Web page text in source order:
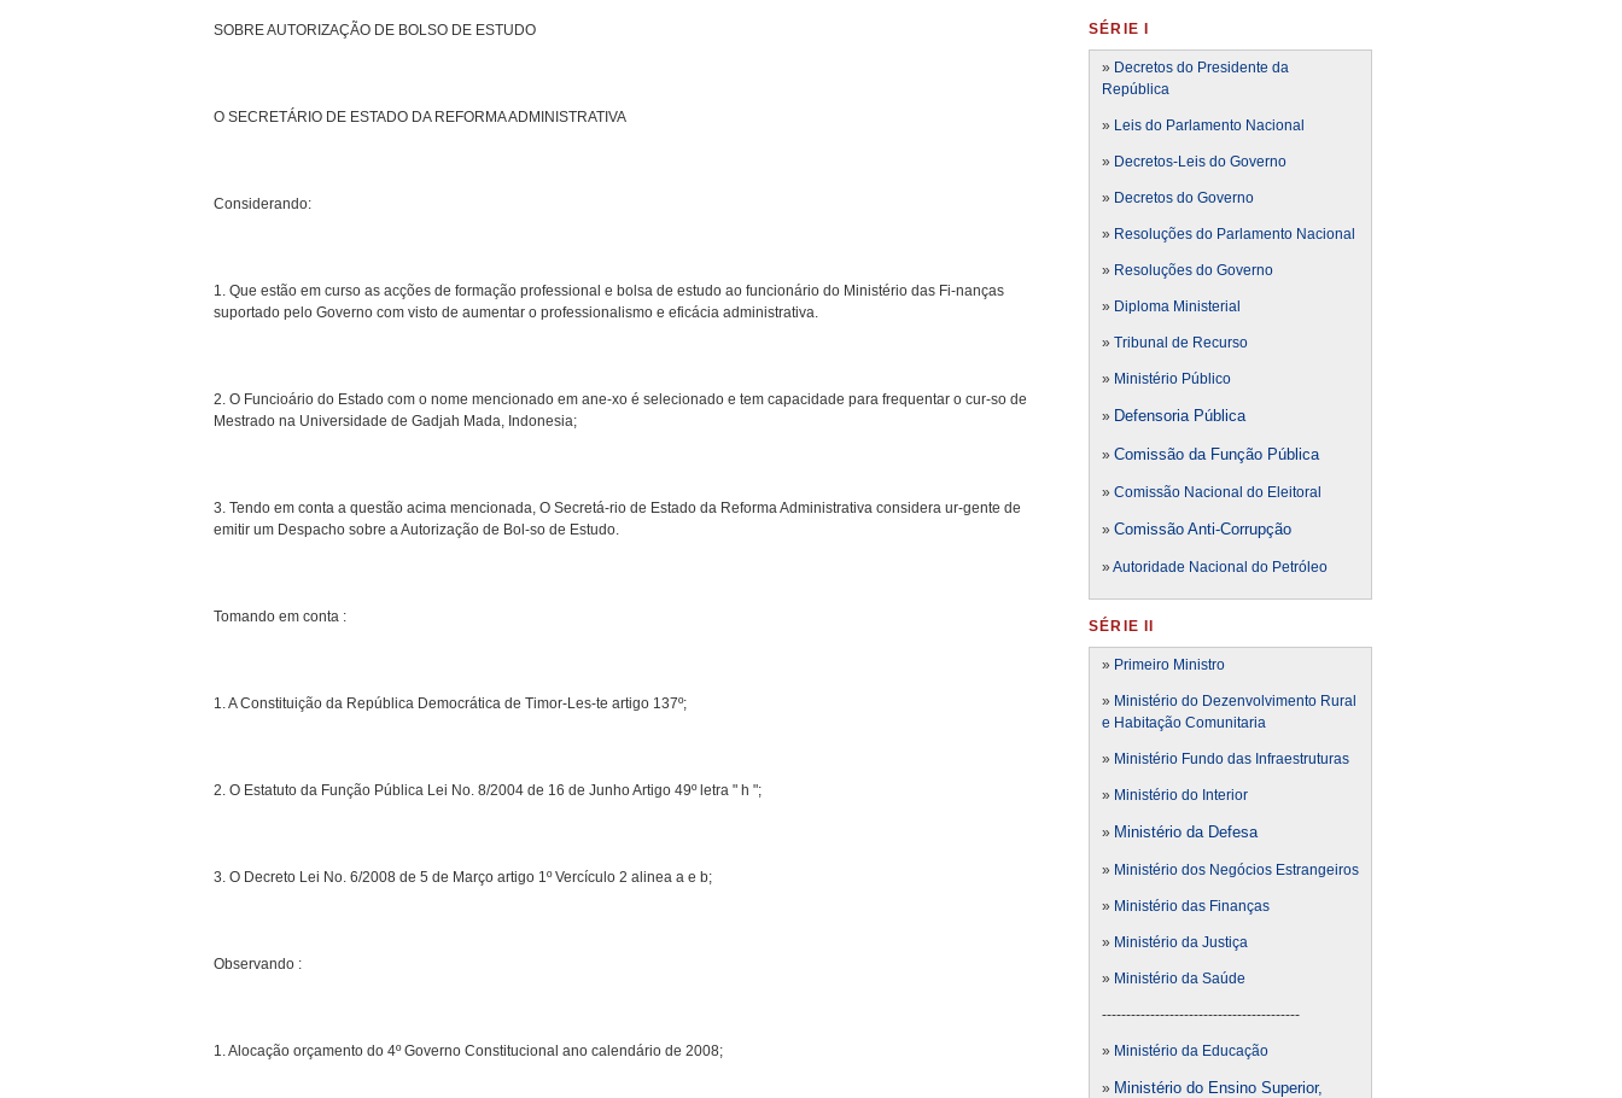
SOBRE AUTORIZAÇÃO DE BOLSO DE ESTUDO
O SECRETÁRIO DE ESTADO DA REFORMA ADMINISTRATIVA
Considerando:
1. Que estão em curso as acções de formação professional e bolsa de estudo ao funcionário do Ministério das Fi-nanças
suportado pelo Governo com visto de aumentar o professionalismo e eficácia administrativa.
2. O Funcioário do Estado com o nome mencionado em ane-xo é selecionado e tem capacidade para frequentar o cur-so de
Mestrado na Universidade de Gadjah Mada, Indonesia;
3. Tendo em conta a questão acima mencionada, O Secretá-rio de Estado da Reforma Administrativa considera ur-gente de
emitir um Despacho sobre a Autorização de Bol-so de Estudo.
Tomando em conta :
1. A Constituição da República Democrática de Timor-Les-te artigo 137º;
2. O Estatuto da Função Pública Lei No. 8/2004 de 16 de Junho Artigo 49º letra " h ";
3. O Decreto Lei No. 6/2008 de 5 de Março artigo 1º Vercículo 2 alinea a e b;
Observando :
1. Alocação orçamento do 4º Governo Constitucional ano calendário de 2008;
SÉRIE I
» Decretos do Presidente da
República
» Leis do Parlamento Nacional
» Decretos-Leis do Governo
» Decretos do Governo
» Resoluções do Parlamento Nacional
» Resoluções do Governo
» Diploma Ministerial
» Tribunal de Recurso
» Ministério Público
» Defensoria Pública
» Comissão da Função Pública
» Comissão Nacional do Eleitoral
» Comissão Anti-Corrupção
» Autoridade Nacional do Petróleo
SÉRIE II
» Primeiro Ministro
» Ministério do Dezenvolvimento Rural
e Habitação Comunitaria
» Ministério Fundo das Infraestruturas
» Ministério do Interior
» Ministério da Defesa
» Ministério dos Negócios Estrangeiros
» Ministério das Finanças
» Ministério da Justiça
» Ministério da Saúde
-----------------------------------------
» Ministério da Educação
» Ministério do Ensino Superior,